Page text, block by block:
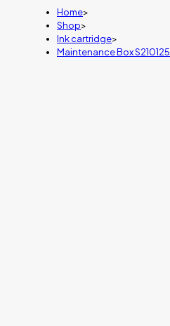
Home>
Shop>
Ink cartridge>
Maintenance Box S210125